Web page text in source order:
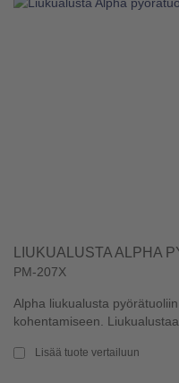
LIUKUALUSTA ALPHA
PM-207X
Alpha liukualusta
kohentamiseen. Liukualustaa
Lisää tuote vertailuun